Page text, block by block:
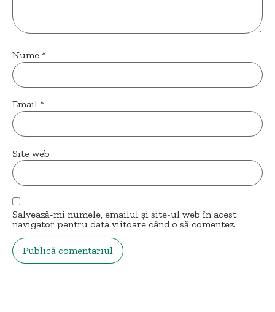
Nume *
Email *
Site web
Salvează-mi numele, emailul și site-ul web în acest
navigator pentru data viitoare când o să comentez.